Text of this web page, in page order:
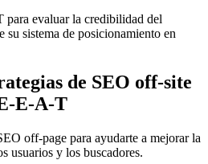
para evaluar la credibilidad del
sistema de posicionamiento en
de SEO off-site
E-A-T
off-page para ayudarte a mejorar la
usuarios y los buscadores.